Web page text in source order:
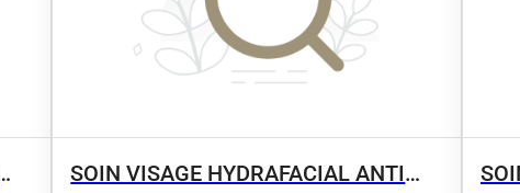
SOIN VISAGE HYDRAFACIAL ANTI